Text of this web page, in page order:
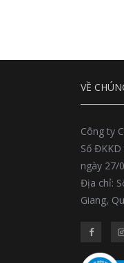
VỀ
Công ty
Số
ngày 27/
Địa chỉ:
Giang,